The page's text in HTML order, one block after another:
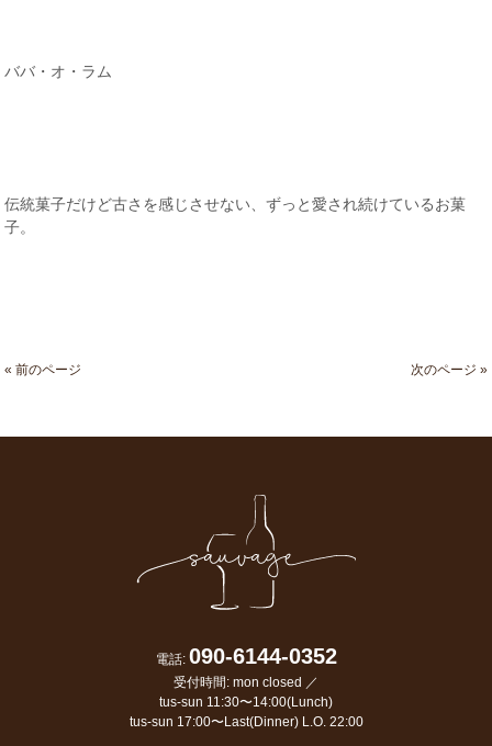
ババ・オ・ラム
伝統菓子だけど古さを感じさせない、ずっと愛され続けているお菓
子。
« 前のページ 次のページ »
電話: 090-6144-0352
受付時間: mon closed ／
tus-sun 11:30〜14:00(Lunch)
tus-sun 17:00〜Last(Dinner) L.O. 22:00